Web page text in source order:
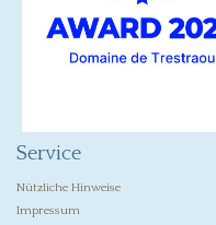
Service
Nützliche Hinweise
Impressum